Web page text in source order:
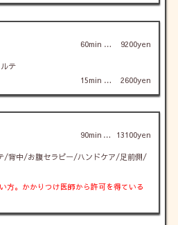
60min … 9200yen
テ
15min … 2600yen
ス付き
90min … 13100yen
/背中/お腹セラピー/ハンドケア/足前側/
方。かかりつけ医師から許可を得ている